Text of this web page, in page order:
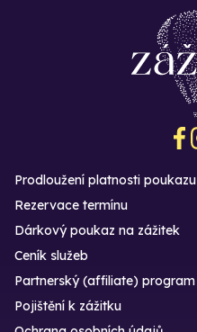
Prodloužení platnosti poukazu
Rezervace termínu
Dárkový poukaz na zážitek
Ceník služeb
Partnerský (affiliate) program
Pojištění k zážitku